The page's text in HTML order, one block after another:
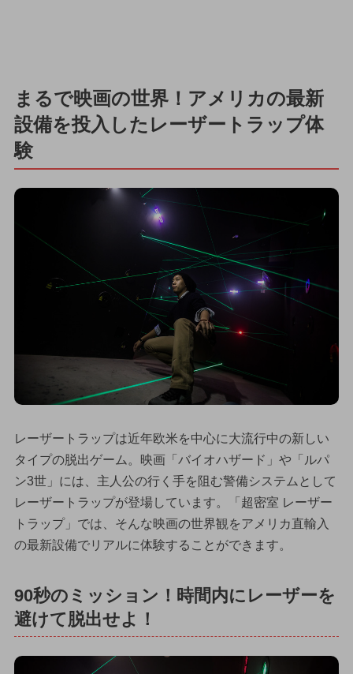
まるで映画の世界！アメリカの最新
設備を投入したレーザートラップ体
験
レーザートラップは近年欧米を中心に大流行中の新しい
タイプの脱出ゲーム。映画「バイオハザード」や「ルパ
ン3世」には、主人公の行く手を阻む警備システムとして
レーザートラップが登場しています。「超密室 レーザー
トラップ」では、そんな映画の世界観をアメリカ直輸入
の最新設備でリアルに体験することができます。
90秒のミッション！時間内にレーザーを
避けて脱出せよ！